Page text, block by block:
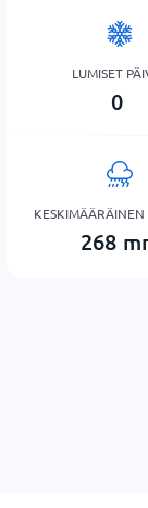
LUMISET
0
KESKIMÄÄRÄINEN
268